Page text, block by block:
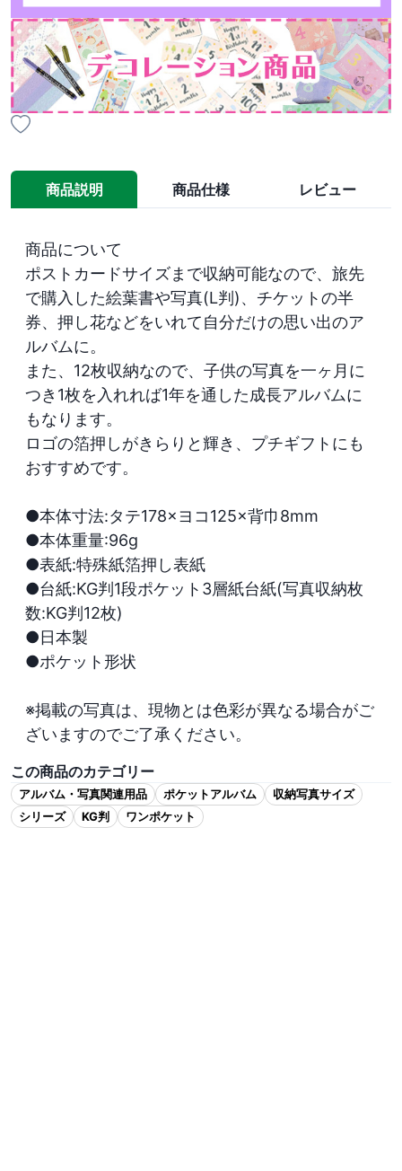
商品説明 商品仕様 レビュー
商品について
ポストカードサイズまで収納可能なので、旅先
で購入した絵葉書や写真(L判)、チケットの半
券、押し花などをいれて自分だけの思い出のア
ルバムに。
また、12枚収納なので、子供の写真を一ヶ月に
つき1枚を入れれば1年を通した成長アルバムに
もなります。
ロゴの箔押しがきらりと輝き、プチギフトにも
おすすめです。
●本体寸法:タテ178×ヨコ125×背巾8mm
●本体重量:96g
●表紙:特殊紙箔押し表紙
●台紙:KG判1段ポケット3層紙台紙(写真収納枚
数:KG判12枚)
●日本製
●ポケット形状
※掲載の写真は、現物とは色彩が異なる場合がご
ざいますのでご了承ください。
この商品のカテゴリー
アルバム・写真関連用品 ポケットアルバム
収納写真サイズ
シリーズ
KG判 ワンポケット